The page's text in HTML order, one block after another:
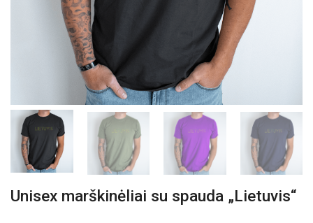
Unisex marškinėliai su spauda „Lietuvis“